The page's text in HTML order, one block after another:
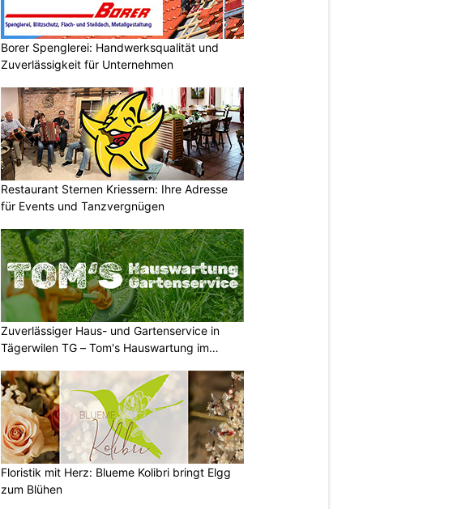
Borer Spenglerei: Handwerksqualität und
Zuverlässigkeit für Unternehmen
Restaurant Sternen Kriessern: Ihre Adresse
für Events und Tanzvergnügen
Zuverlässiger Haus- und Gartenservice in
Tägerwilen TG – Tom's Hauswartung im
Floristik mit Herz: Blueme Kolibri bringt Elgg
zum Blühen